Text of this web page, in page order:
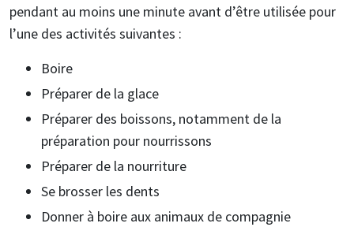
pendant au moins une minute avant d’être utilisée pour
l’une des activités suivantes :
Boire
Préparer de la glace
Préparer des boissons, notamment de la
préparation pour nourrissons
Préparer de la nourriture
Se brosser les dents
Donner à boire aux animaux de compagnie